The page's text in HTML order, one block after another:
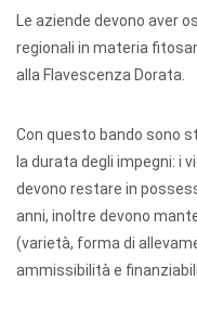
Le aziende devono aver
regionali in materia
alla Flavescenza Dorata.
Con questo bando sono
la durata degli impegni: i
devono restare in
anni, inoltre devono
(varietà, forma di
ammissibilità e